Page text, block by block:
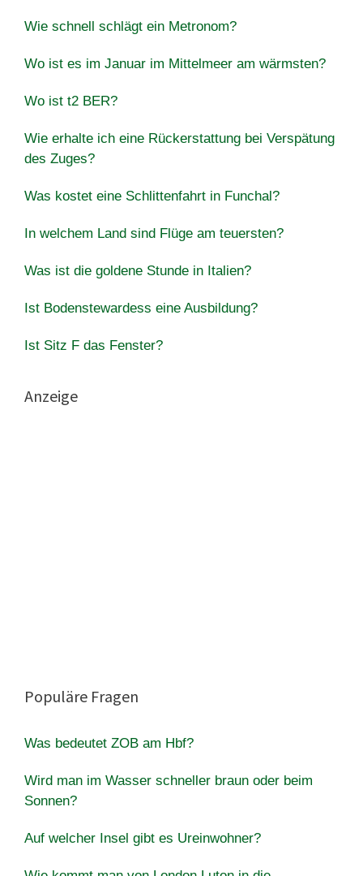
Wie schnell schlägt ein Metronom?
Wo ist es im Januar im Mittelmeer am wärmsten?
Wo ist t2 BER?
Wie erhalte ich eine Rückerstattung bei Verspätung
des Zuges?
Was kostet eine Schlittenfahrt in Funchal?
In welchem Land sind Flüge am teuersten?
Was ist die goldene Stunde in Italien?
Ist Bodenstewardess eine Ausbildung?
Ist Sitz F das Fenster?
Anzeige
Populäre Fragen
Was bedeutet ZOB am Hbf?
Wird man im Wasser schneller braun oder beim
Sonnen?
Auf welcher Insel gibt es Ureinwohner?